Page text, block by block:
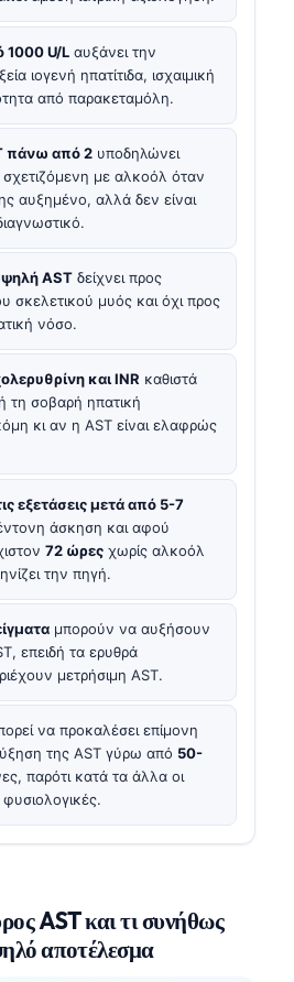
U/L αυξάνει την
ιογενή ηπατίτιδα, ισχαιμική
από παρακεταμόλη.
πάνω από 2 υποδηλώνει
με αλκοόλ όταν
αυξημένο, αλλά δεν είναι
AST δείχνει προς
σκελετικού μυός και όχι προς
νόσο.
και INR καθιστά
τη σοβαρή ηπατική
κι αν η AST είναι ελαφρώς
εξετάσεις μετά από 5-7
άσκηση και αφού
72 ώρες χωρίς αλκοόλ
την πηγή.
μπορούν να αυξήσουν
επειδή τα ερυθρά
μετρήσιμη AST.
να προκαλέσει επίμονη
της AST γύρω από 50-
παρότι κατά τα άλλα οι
φυσιολογικές.
AST και τι συνήθως
αποτέλεσμα